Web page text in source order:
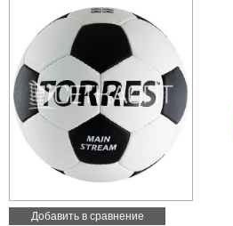
Добавить в сравнение